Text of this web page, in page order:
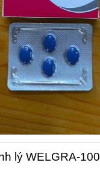
lý WELGRA-100